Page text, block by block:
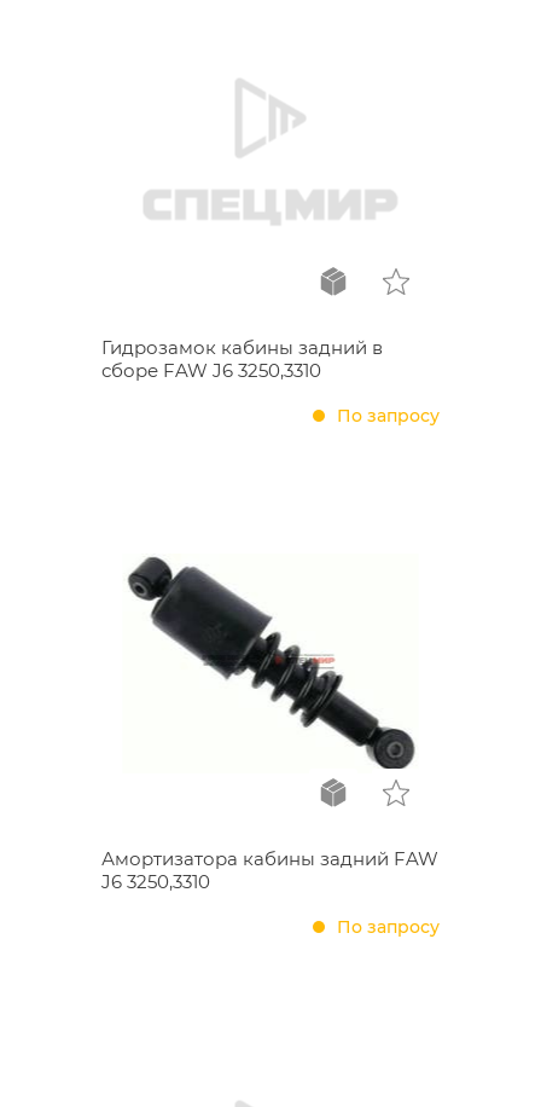
Гидрозамок кабины задний в
сборе FAW J6 3250,3310
По запросу
Амортизатора кабины задний FAW
J6 3250,3310
По запросу